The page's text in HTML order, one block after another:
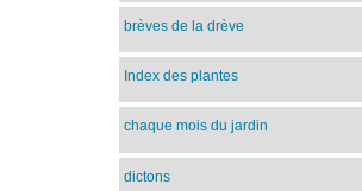
brèves de la drève
Index des plantes
chaque mois du jardin
dictons